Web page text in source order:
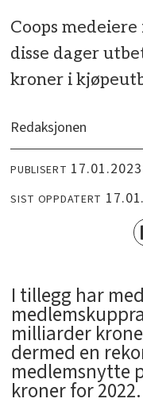
Coops
disse dager
kroner i
Redaksjonen
PUBLISERT
SIST OPPDATERT
I tillegg har
milliarder
dermed en
medlemsnytte
kroner for 2022.